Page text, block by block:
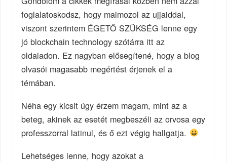
foglalatoskodsz, hogy malmozol az ujjaiddal,
viszont szerintem ÉGETŐ SZÜKSÉG lenne egy
jó blockchain technology szótárra itt az
oldaladon. Ez nagyban elősegítené, hogy a blog
olvasói magasabb megértést érjenek el a
témában.
Néha egy kicsit úgy érzem magam, mint az a
beteg, akinek az esetét megbeszéli az orvosa egy
professzorral latinul, és ő ezt végig hallgatja.
Lehetséges lenne, hogy azokat a